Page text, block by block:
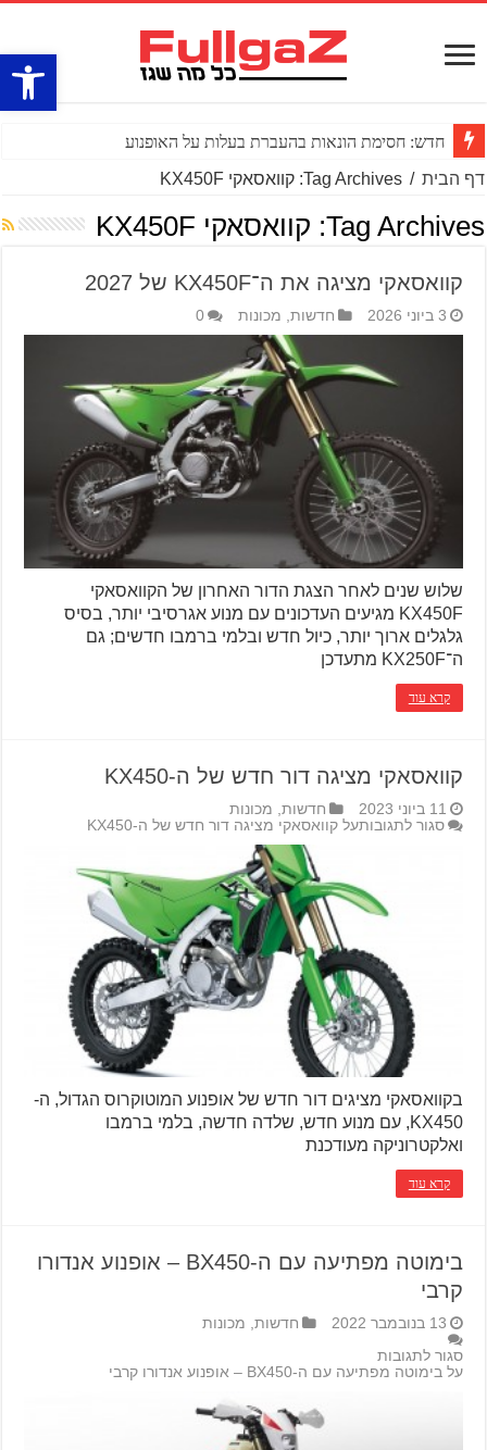
פתח
חדש: חסימת הונאות בהעברת בעלות על האופנוע
דף הבית / Tag Archives: קוואסאקי KX450F
Tag Archives: קוואסאקי KX450F
קוואסאקי מציגה את ה־KX450F של 2027
3 ביוני 2026 חדשות מכונות 0
שלוש שנים לאחר הצגת הדור האחרון של הקוואסאקי
KX450F מגיעים העדכונים עם מנוע אגרסיבי יותר, בסיס
גלגלים ארוך יותר, כיול חדש ובלמי ברמבו חדשים; גם
ה־KX250F מתעדכן
קרא עוד
קוואסאקי מציגה דור חדש של ה-KX450
11 ביוני 2023 חדשות מכונות
סגור לתגובותעל קוואסאקי מציגה דור חדש של ה-KX450
בקוואסאקי מציגים דור חדש של אופנוע המוטוקרוס הגדול, ה-
KX450, עם מנוע חדש, שלדה חדשה, בלמי ברמבו
ואלקטרוניקה מעודכנת
קרא עוד
בימוטה מפתיעה עם ה-BX450 – אופנוע אנדורו
קרבי
13 בנובמבר 2022 חדשות, מכונות
סגור לתגובות
על בימוטה מפתיעה עם ה-BX450 – אופנוע אנדורו קרבי